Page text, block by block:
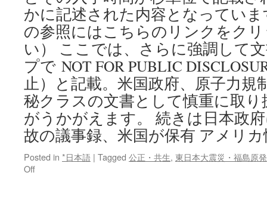
かに記述された内容となってい
の参照にはこちらのリンクをク
い） ここでは、さらに強調して
プで NOT FOR PUBLIC
止）と記載。米国政府、原子力規
秘クラスの文書として慎重に取
がうかがえます。 続きは日本政
故の議事録、米国が保有 アメリ
Posted in *日本語 | Tagged 公正・共生, 東日本大震災・福島原発
Offon